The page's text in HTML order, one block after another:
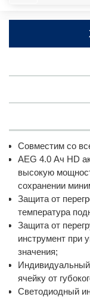
Совместим со
AEG 4.0 Ач HD
высокую
сохранении
Защита от
температура
Защита от
инструмент при
значения;
ячейку от
Светодиодный